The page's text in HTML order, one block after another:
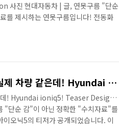
진 현대자동차 | 글, 연못구름 "단순
를 제시하는 연못구름입니다! 전동화
억도 아닌 29조가 늘었다니.... 놀라운
니다. 최근 애플과 협업 소식으로 현대
첫 번째 전기차! 아이오닉5 티저 공개! 실제 차량 같은데! Hyundai ioniq5! Teaser Design! EGMP EV Platform!
데! Hyundai ioniq5! Teaser Design!
단순 감"이 아닌 정확한 "수치자료"를
오닉5의 티저가 공개되었습니다. 이